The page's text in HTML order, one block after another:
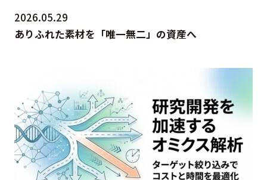
2026.05.29
ありふれた素材を「唯一無二」の資産へ